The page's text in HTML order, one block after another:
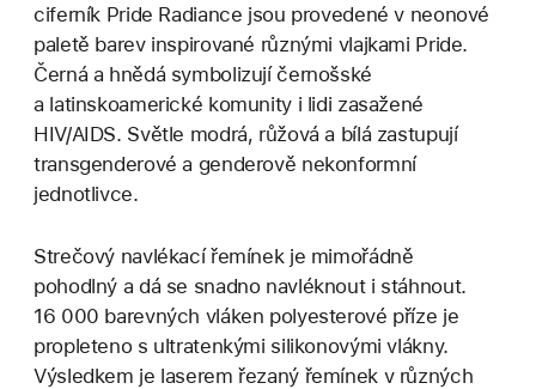
ciferník Pride Radiance jsou provedené v neonové
paletě barev inspirované různými vlajkami Pride.
Černá a hnědá symbolizují černošské
a latinskoamerické komunity i lidi zasažené
HIV/AIDS. Světle modrá, růžová a bílá zastupují
transgenderové a genderově nekonformní
jednotlivce.
Strečový navlékací řemínek je mimořádně
pohodlný a dá se snadno navléknout i stáhnout.
16 000 barevných vláken polyesterové příze je
propleteno s ultratenkými silikonovými vlákny.
Výsledkem je laserem řezaný řemínek v různých